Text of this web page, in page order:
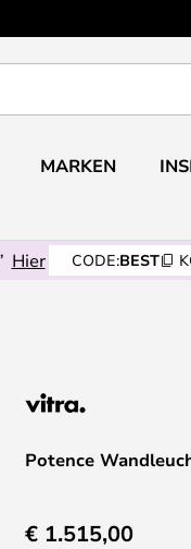
MARKEN
Hier CODE:BEST
Potence
€ 1.515,00